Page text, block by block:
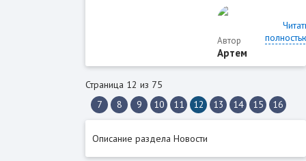
Автор
Артем
Страница 12 из 75
7
8 9 10 11 12 13 14 15 16
Описание раздела Новости